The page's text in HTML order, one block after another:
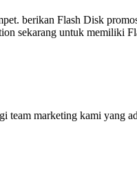
berikan Flash Disk
sekarang untuk memiliki
team marketing kami yang